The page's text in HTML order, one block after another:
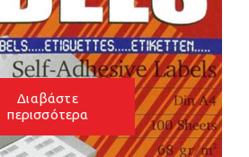
Διαβάστε
περισσότερα